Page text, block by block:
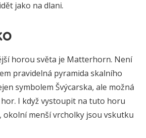
jako na dlani.
horou světa je Matterhorn. Není
pravidelná pyramida skalního
symbolem Švýcarska, ale možná
hor. I když vystoupit na tuto horu
okolní menší vrcholky jsou vskutku